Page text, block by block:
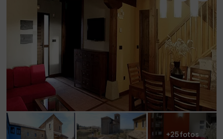
+25 fotos